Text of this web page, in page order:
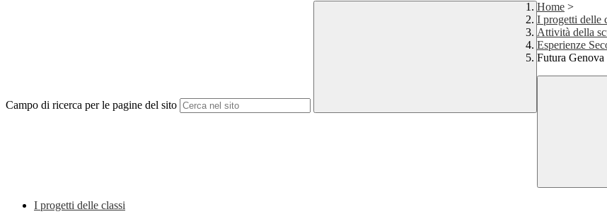
Campo di ricerca per le pagine del sito
Home >
I progetti delle
Attività della
Esperienze
Futura
I progetti delle classi